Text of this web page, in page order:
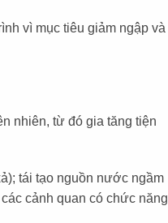
vì mục tiêu giảm ngập và
nhiên, từ đó gia tăng tiện
tái tạo nguồn nước ngầm
cảnh quan có chức năng